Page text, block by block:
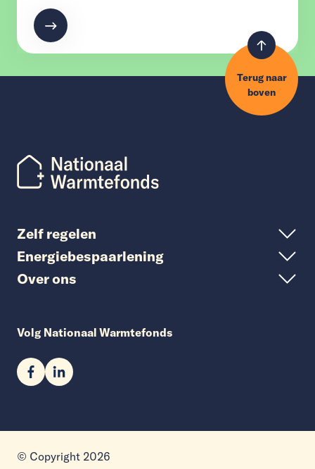
Terug naar
boven
Zelf regelen
Energiebespaarlening
Over ons
Volg Nationaal Warmtefonds
© Copyright 2026